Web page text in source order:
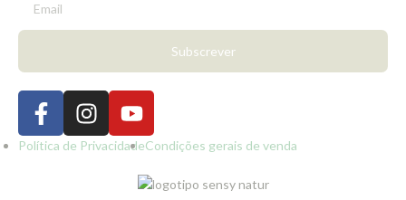
Subscrever
Política de PrivacidadeCondições gerais de venda